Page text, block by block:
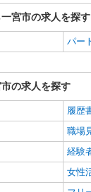
宮
看護師（訪問入浴）
時給1695円〜
丁目17番7号
宮
看護師（訪問入浴）
月給258,000円〜
宮市の求人を探す
パー
の求人を探す
履歴
職場
経験
女性